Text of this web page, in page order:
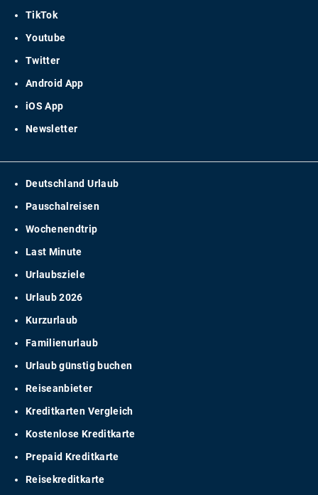
TikTok
Youtube
Twitter
Android App
iOS App
Newsletter
Deutschland Urlaub
Pauschalreisen
Wochenendtrip
Last Minute
Urlaubsziele
Urlaub 2026
Kurzurlaub
Familienurlaub
Urlaub günstig buchen
Reiseanbieter
Kreditkarten Vergleich
Kostenlose Kreditkarte
Prepaid Kreditkarte
Reisekreditkarte